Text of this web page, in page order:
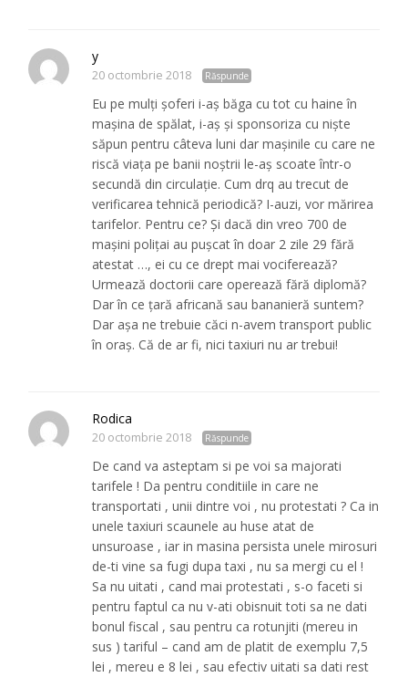
y
20 octombrie 2018 Răspunde
Eu pe mulți șoferi i-aș băga cu tot cu haine în
mașina de spălat, i-aș și sponsoriza cu niște
săpun pentru câteva luni dar mașinile cu care ne
riscă viața pe banii noștrii le-aș scoate într-o
secundă din circulație. Cum drq au trecut de
verificarea tehnică periodică? I-auzi, vor mărirea
tarifelor. Pentru ce? Și dacă din vreo 700 de
mașini polițai au pușcat în doar 2 zile 29 fără
atestat …, ei cu ce drept mai vociferează?
Urmează doctorii care operează fără diplomă?
Dar în ce țară africană sau bananieră suntem?
Dar așa ne trebuie căci n-avem transport public
în oraș. Că de ar fi, nici taxiuri nu ar trebui!
Rodica
20 octombrie 2018 Răspunde
De cand va asteptam si pe voi sa majorati
tarifele ! Da pentru conditiile in care ne
transportati , unii dintre voi , nu protestati ? Ca in
unele taxiuri scaunele au huse atat de
unsuroase , iar in masina persista unele mirosuri
de-ti vine sa fugi dupa taxi , nu sa mergi cu el !
Sa nu uitati , cand mai protestati , s-o faceti si
pentru faptul ca nu v-ati obisnuit toti sa ne dati
bonul fiscal , sau pentru ca rotunjiti (mereu in
sus ) tariful – cand am de platit de exemplu 7,5
lei , mereu e 8 lei , sau efectiv uitati sa dati rest